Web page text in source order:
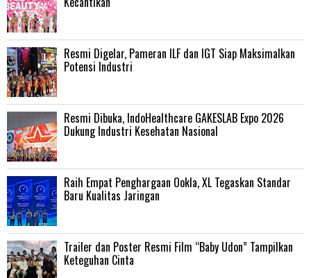
Resmi Digelar, Pameran ILF dan IGT Siap Maksimalkan
Potensi Industri
Resmi Dibuka, IndoHealthcare GAKESLAB Expo 2026
Dukung Industri Kesehatan Nasional
Raih Empat Penghargaan Ookla, XL Tegaskan Standar
Baru Kualitas Jaringan
Trailer dan Poster Resmi Film “Baby Udon” Tampilkan
Keteguhan Cinta